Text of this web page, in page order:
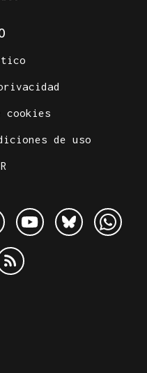
de uso